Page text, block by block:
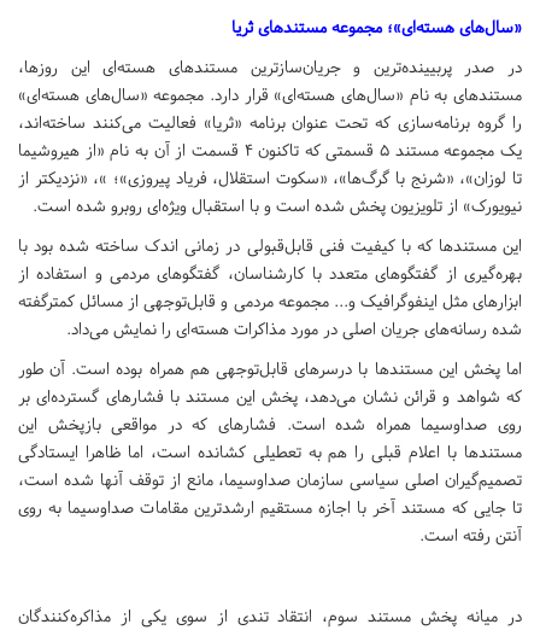
«سال‌های هسته‌ای»؛ مجموعه مستندهای ثریا
در صدر پربیینده‌ترین و جریان‌سازترین مستندهای هسته‌ای این روزها،
مستندهای به نام «سال‌های هسته‌ای» قرار دارد. مجموعه «سال‌های هسته‌ای»
را گروه برنامه‌سازی که تحت عنوان برنامه «ثریا» فعالیت می‌کنند ساخته‌اند،
یک مجموعه مستند 5 قسمتی که تاکنون 4 قسمت از آن به نام «از هیروشیما
تا لوزان»، «شرنج با گرگ‌ها»،‌ «سکوت استقلال، فریاد پیروزی»؛ »، «نزدیکتر از
نیویورک» از تلویزیون پخش شده است و با استقبال ویژه‌ای روبرو شده است.
این مستندها که با کیفیت فنی قابل‌قبولی در زمانی اندک ساخته شده بود با
بهره‌گیری از گفتگوهای متعدد با کارشناسان، گفتگوهای مردمی و استفاده از
ابزارهای مثل اینفوگرافیک و... مجموعه‌ مردمی و قابل‌توجهی از مسائل کمترگفته
شده رسانه‌های جریان اصلی در مورد مذاکرات هسته‌ای را نمایش می‌داد.
اما پخش این مستندها با درسرهای قابل‌توجهی هم همراه بوده است. آن طور
که شواهد و قرائن نشان می‌دهد، پخش این مستند با فشارهای گسترده‌ای بر
روی صداوسیما همراه شده است. فشارهای که در مواقعی بازپخش این
مستندها با اعلام قبلی را هم به تعطیلی کشانده است، اما ظاهرا ایستادگی
تصمیم‌گیران اصلی سیاسی سازمان صداوسیما، مانع از توقف آنها شده است،
تا جایی که مستند آخر با اجازه مستقیم ارشدترین مقامات صداوسیما به روی
آنتن رفته است.
در میانه پخش مستند سوم، انتقاد تندی از سوی یکی از مذاکره‌کنندگان